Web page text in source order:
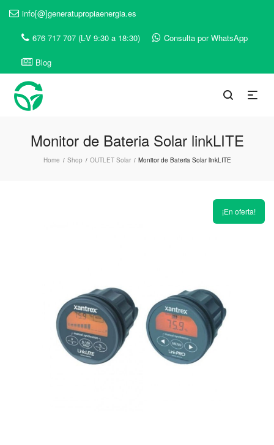
info[@]generatupropiaenergia.es
676 717 707 (L-V 9:30 a 18:30) Consulta por WhatsApp
Blog
Monitor de Bateria Solar linkLITE
Home / Shop / OUTLET Solar / Monitor de Bateria Solar linkLITE
¡En oferta!